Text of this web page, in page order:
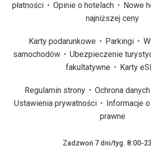
płatności
Opinie o hotelach Nowe
najniższej ceny
Karty podarunkowe Parkingi
samochodów
Ubezpieczenie
fakultatywne
Karty
Regulamin strony
Ochrona
Ustawienia prywatności
Informacje
prawne
Zadzwoń 7 dni/tyg. 8:00-